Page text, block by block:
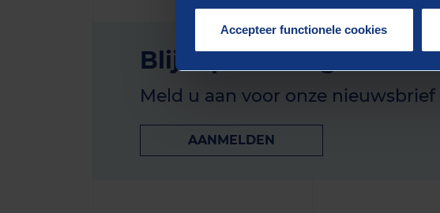
Accepteer functionele cookies
Blijf op de hoogte van
Meld u aan voor onze nieuwsbrief
AANMELDEN